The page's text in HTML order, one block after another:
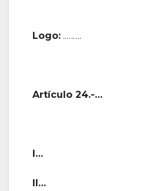
Logo: ..…….
Artículo 24.-…
I…
II…